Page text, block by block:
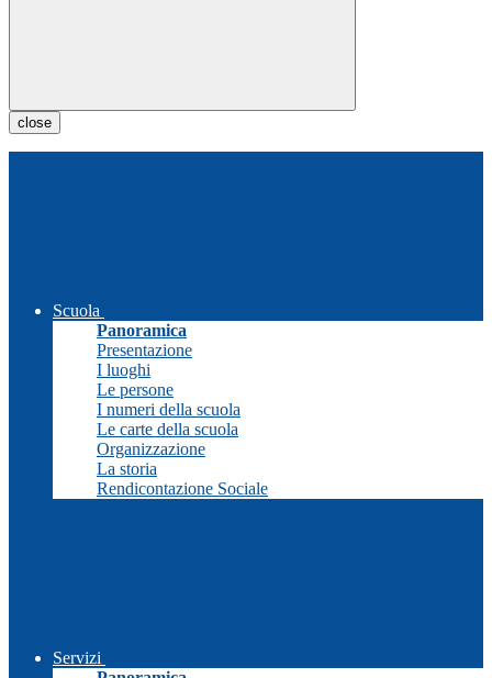
close
Scuola
Panoramica
Presentazione
I luoghi
Le persone
I numeri della scuola
Le carte della scuola
Organizzazione
La storia
Rendicontazione Sociale
Servizi